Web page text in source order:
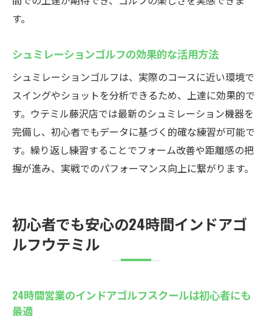
す。
シュミレーションゴルフの効果的な活用方法
シュミレーションゴルフは、実際のコースに近い環境で
スイングやショットを分析できるため、上達に効果的で
す。ウテミル藤沢店では最新のシュミレーション機器を
完備し、初心者でもデータに基づく的確な練習が可能で
す。繰り返し練習することでフォーム改善や距離感の把
握が進み、実戦でのパフォーマンス向上に繋がります。
初心者でも安心の24時間インドアゴ
ルフウテミル
24時間営業のインドアゴルフスクールは初心者にも
最適